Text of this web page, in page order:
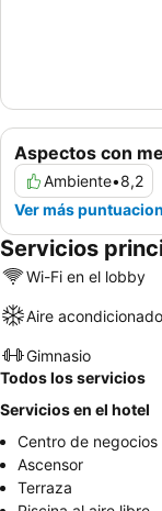
Aspectos con
Ambiente•8,2
Ver más
Servicios
Wi-Fi en el lobby
Aire acondicionado
Gimnasio
Todos los servicios
Servicios en el hotel
Centro de negocios
Ascensor
Terraza